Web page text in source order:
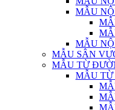
MẪU
MẪU
MẪU SÂN
MẪU TỪ
MẪU TỪ